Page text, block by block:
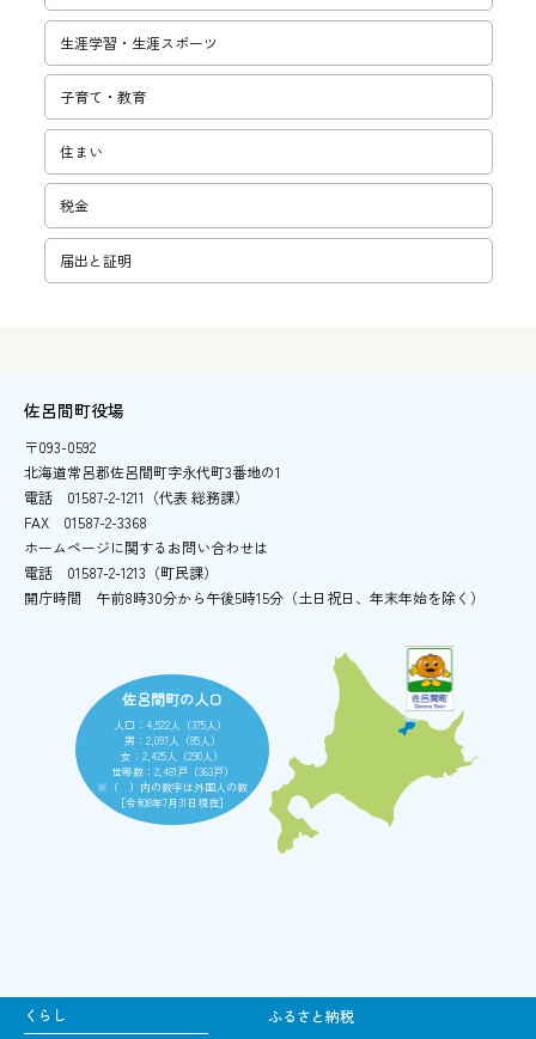
生涯学習・­生涯スポー­ツ
子育て・教­育
住まい
税金
届出と証明
佐呂間町役場
〒093-0592
北海道常呂郡佐呂間町字永代町3番地の1
電話
01587-2-1211（代表 総務課）
FAX
01587-2-3368
ホームページに関するお問い合わせは
電話
01587-2-1213（町民課）
開庁時間
午前8時30分から午後5時15分 （土日祝日、年末年始を除く）
佐呂間町の人口
人口：4,522人（375人）
男：2,097人（85人）
女：2,425人（290人）
世帯数：2,481戸（363戸）
※（ ）内の数字は外国人の数
［令和8年7月31日現在］
くらし
ふるさと納税